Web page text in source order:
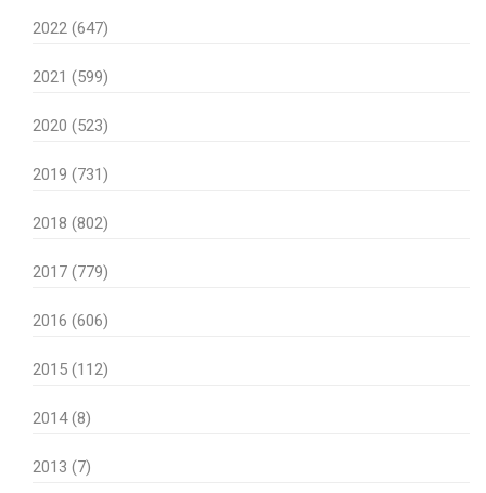
2022 (647)
2021 (599)
2020 (523)
2019 (731)
2018 (802)
2017 (779)
2016 (606)
2015 (112)
2014 (8)
2013 (7)